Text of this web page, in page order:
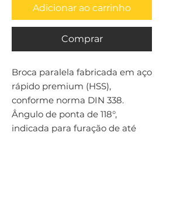
Adicionar ao carrinho
Comprar
Broca paralela fabricada em aço
rápido premium (HSS),
conforme norma DIN 338.
Ângulo de ponta de 118°,
indicada para furação de até